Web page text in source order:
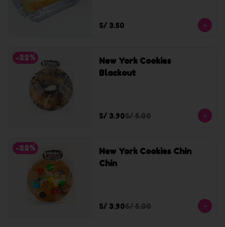
S/ 3.50
-22%
New York Cookies
Blackout
S/ 3.90S/ 5.00
-22%
New York Cookies Chin
Chin
S/ 3.90S/ 5.00